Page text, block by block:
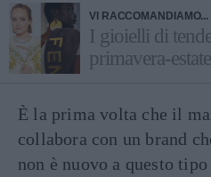
VI RACCOMANDIAMO...
I gioielli di
primavera-
È la prima volta che il
collabora con un brand
non è nuovo a questo